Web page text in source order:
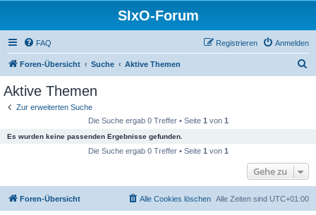
SIxO-Forum
FAQ Anmelden
Registrieren
Foren-Übersicht Suche Aktive Themen
Aktive Themen
Zur erweiterten Suche
Die Suche ergab 0 Treffer • Seite 1 von 1
Es wurden keine passenden Ergebnisse gefunden.
Die Suche ergab 0 Treffer • Seite 1 von 1
Gehe zu
Foren-Übersicht Alle Zeiten sind UTC+01:00
Alle Cookies löschen